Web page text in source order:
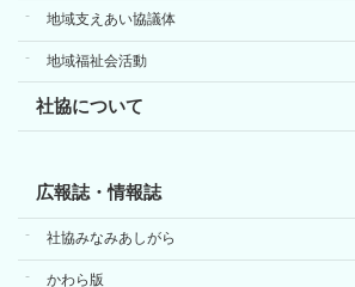
地域支えあい協議体
地域福祉会活動
社協について
広報誌・情報誌
社協みなみあしがら
かわら版